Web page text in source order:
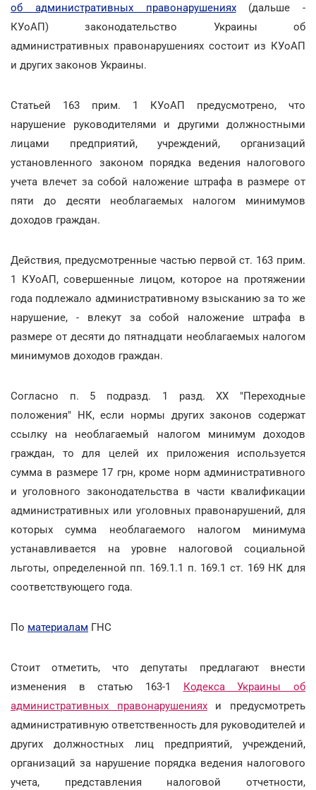
об административных правонарушениях(дальше -
КУоАП) законодательство Украины об
административных правонарушениях состоит из КУоАП
и других законов Украины.
Статьей 163 прим. 1 КУоАП предусмотрено, что
нарушение руководителями и другими должностными
лицами предприятий, учреждений, организаций
установленного законом порядка ведения налогового
учета влечет за собой наложение штрафа в размере от
пяти до десяти необлагаемых налогом минимумов
доходов граждан.
Действия, предусмотренные частью первой ст. 163 прим.
1 КУоАП, совершенные лицом, которое на протяжении
года подлежало административному взысканию за то же
нарушение, - влекут за собой наложение штрафа в
размере от десяти до пятнадцати необлагаемых налогом
минимумов доходов граждан.
Согласно п. 5 подразд. 1 разд. ХХ "Переходные
положения" НК, если нормы других законов содержат
ссылку на необлагаемый налогом минимум доходов
граждан, то для целей их приложения используется
сумма в размере 17 грн, кроме норм административного
и уголовного законодательства в части квалификации
административных или уголовных правонарушений, для
которых сумма необлагаемого налогом минимума
устанавливается на уровне налоговой социальной
льготы, определенной пп. 169.1.1 п. 169.1 ст. 169 НК для
соответствующего года.
По материалам ГНС
Стоит отметить, чтодепутаты предлагают внести
изменения в статью 163-1 Кодекса Украины об
административных правонарушенияхи предусмотреть
административную ответственность для руководителей и
других должностных лиц предприятий, учреждений,
организаций за нарушение порядка ведения налогового
учета, представления налоговой отчетности,